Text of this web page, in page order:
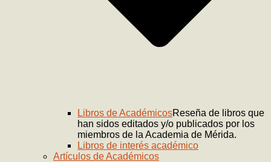
Libros de AcadémicosReseña de libros que
han sidos editados y/o publicados por los
miembros de la Academia de Mérida.
Libros de interés académico
Artículos de Académicos